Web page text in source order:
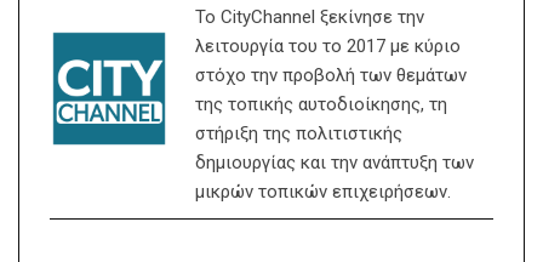
Το CityChannel ξεκίνησε την
λειτουργία του το 2017 με κύριο
στόχο την προβολή των θεμάτων
της τοπικής αυτοδιοίκησης, τη
στήριξη της πολιτιστικής
δημιουργίας και την ανάπτυξη των
μικρών τοπικών επιχειρήσεων.